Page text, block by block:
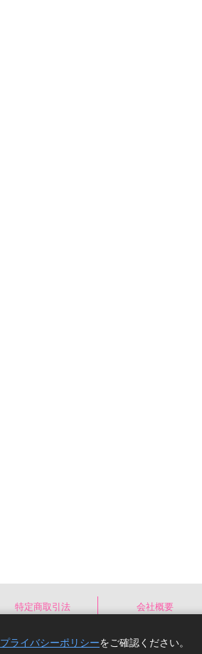
特定商取引法 会社概要
Copyright(C) comicomi studio. All right
プライバシーポリシーをご確認ください。